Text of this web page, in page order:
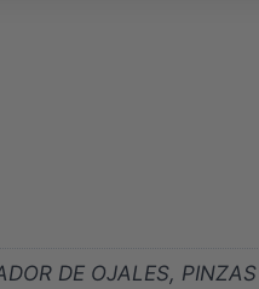
DE OJALES,